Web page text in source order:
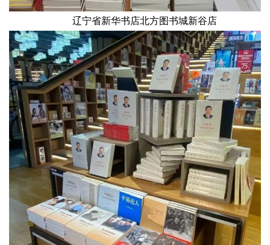
辽宁省新华书店北方图书城新谷店